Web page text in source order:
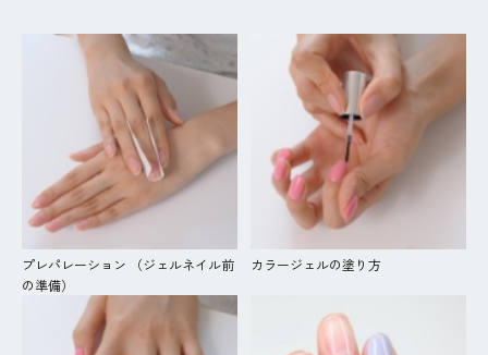
プレパレーション （ジェルネイル前
の準備）
カラージェルの塗り方